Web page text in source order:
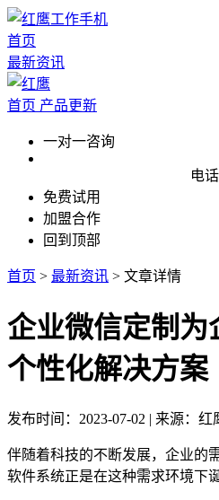
首页
最新资讯
首页 产品更新
一对一咨询
电
免费试用
加盟合作
回到顶部
首页 > 最新资讯 > 文章详情
企业微信定制为
个性化解决方案
发布时间：2023-07-02 | 来源：
伴随着科技的不断发展，企业的
软件系统正是在这种需求环境下